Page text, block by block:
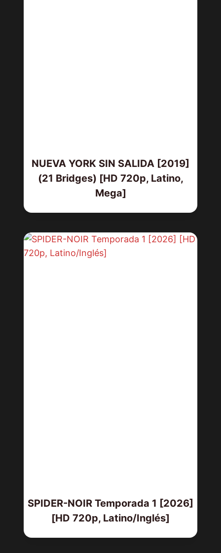
NUEVA YORK SIN SALIDA [2019]
(21 Bridges) [HD 720p, Latino,
Mega]
SPIDER-NOIR Temporada 1 [2026]
[HD 720p, Latino/Inglés]